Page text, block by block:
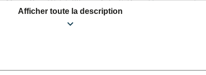
Move, ScanWatch 38 mm, Activité Pop et beaucoup plus
Cet article silicone Withings se connecte naturellement
Afficher toute la description